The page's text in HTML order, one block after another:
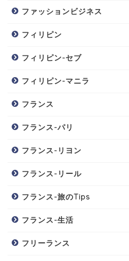
ファッションビジネス
フィリピン
フィリピン-セブ
フィリピン-マニラ
フランス
フランス-パリ
フランス-リヨン
フランス-リール
フランス-旅のTips
フランス-生活
フリーランス